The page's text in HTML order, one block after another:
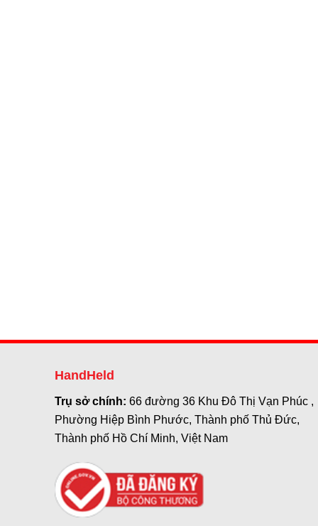
HandHeld
Trụ sở chính: 66 đường 36 Khu Đô Thị Vạn Phúc ,
Phường Hiệp Bình Phước, Thành phố Thủ Đức,
Thành phố Hồ Chí Minh, Việt Nam